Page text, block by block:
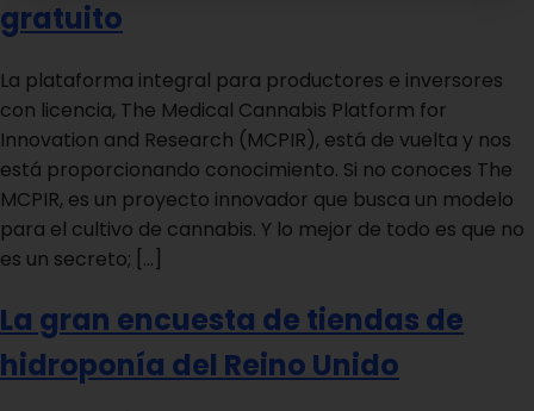
gratuito
La plataforma integral para productores e inversores
con licencia, The Medical Cannabis Platform for
Innovation and Research (MCPIR), está de vuelta y nos
está proporcionando conocimiento. Si no conoces The
MCPIR, es un proyecto innovador que busca un modelo
para el cultivo de cannabis. Y lo mejor de todo es que no
es un secreto; […]
La gran encuesta de tiendas de
hidroponía del Reino Unido